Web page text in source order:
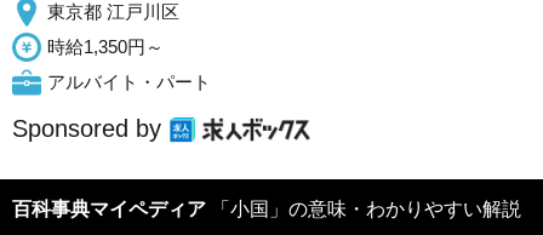
東京都 江戸川区
時給1,350円～
アルバイト・パート
Sponsored by
百科事典マイペディア 「小国」の意味・わかりやすい解説